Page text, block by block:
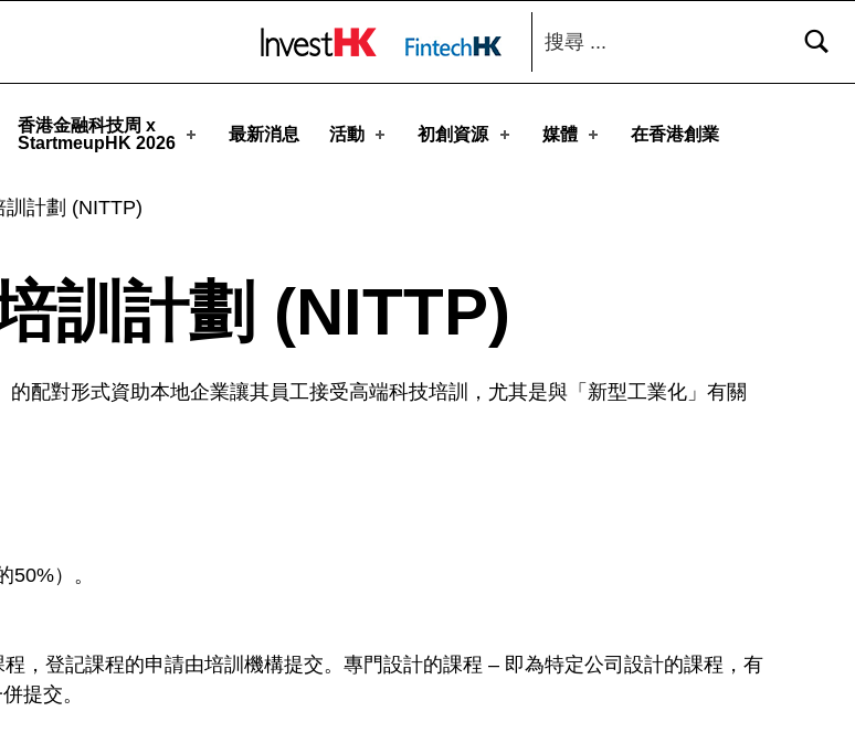
香港金融科技周 x
StartmeupHK 2026
最新消息 活動 初創資源 媒體 在香港創業
搜尋：
計劃 (NITTP)
訓計劃 (NITTP)
配對形式資助本地企業讓其員工接受高端科技培訓，尤其是與「新型工業化」有關
50%）。
，登記課程的申請由培訓機構提交。專門設計的課程 – 即為特定公司設計的課程，有
提交。